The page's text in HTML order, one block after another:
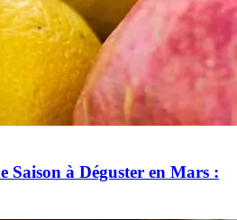
Saison à Déguster en Mars :